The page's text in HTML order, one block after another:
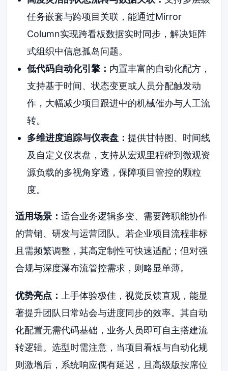
任务嵌套与跨项目关联，能通过Mirror
Column实现跨看板数据实时同步，解决矩阵
式组织中信息孤岛问题。
低代码自动化引擎： 内置丰富的自动化配方，
支持基于时间、状态变更或人员分配触发动
作，大幅减少项目跟进中的机械催办与人工流
转。
多维进度追踪与仪表盘： 提供甘特图、时间线
及自定义仪表盘，支持从宏观里程碑到微观资
源负载的多视角穿透，保障项目管控的颗粒
度。
适用场景：适合业务逻辑多变、需要跨职能协作
的营销、研发与运营团队。若企业项目流程非标
且需频繁调整，其高定制性可快速适配；但对强
合规与深度瀑布流管控需求，则略显单薄。
优势亮点：上手体验极佳，视觉反馈直观，能显
著提升团队日常站会与进度同步的效率。其自动
化配置无需代码基础，业务人员即可自主搭建流
转逻辑。选型时需注意，当项目看板与自动化规
则激增后，系统响应偶有延迟，且高级版按席位